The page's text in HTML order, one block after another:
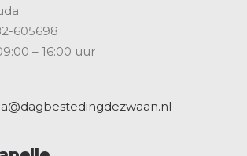
605698
– 16:00 uur